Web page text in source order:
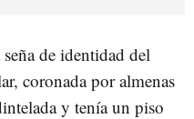
de identidad del
coronada por almenas
y tenía un piso